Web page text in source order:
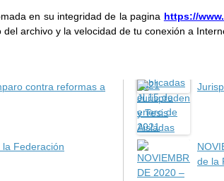
en su integridad de la pagina https://
archivo y la velocidad de tu conexión a
contra reformas a
Federación
de la